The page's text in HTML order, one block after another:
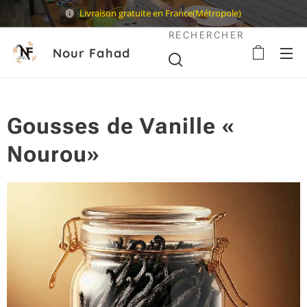
Livraison gratuite en France(Métropole)
Nour Fahad
RECHERCHER
Gousses de Vanille «
Nourou»